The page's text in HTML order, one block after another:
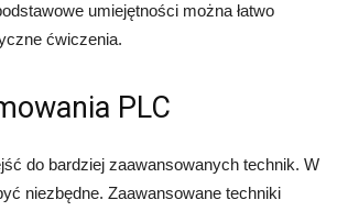
umiejętności można łatwo
ćwiczenia.
PLC
do bardziej zaawansowanych technik. W
niezbędne. Zaawansowane techniki